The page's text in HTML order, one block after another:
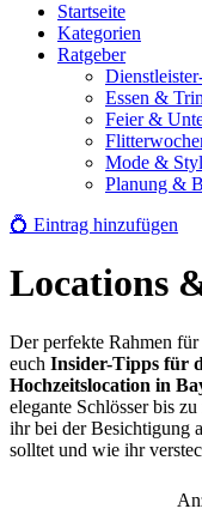
Startseite
Kategorien
Ratgeber
Essen &
Feier &
Mode &
Planung &
💍 Eintrag hinzufügen
Locations
Der perfekte Rahmen
euch Insider-Tipps für
Hochzeitslocation in
elegante Schlösser bis
ihr bei der Besichtigung
solltet und wie ihr